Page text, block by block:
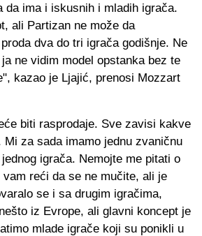
da ima i iskusnih i mladih igrača.
ali Partizan ne može da
dva do tri igrača godišnje. Ne
ne vidim model opstanka bez te
kazao je Ljajić, prenosi Mozzart
biti rasprodaje. Sve zavisi kakve
Mi za sada imamo jednu zvaničnu
igrača. Nemojte me pitati o
reći da se ne mučite, ali je
se i sa drugim igračima,
iz Evrope, ali glavni koncept je
mlade igrače koji su ponikli u